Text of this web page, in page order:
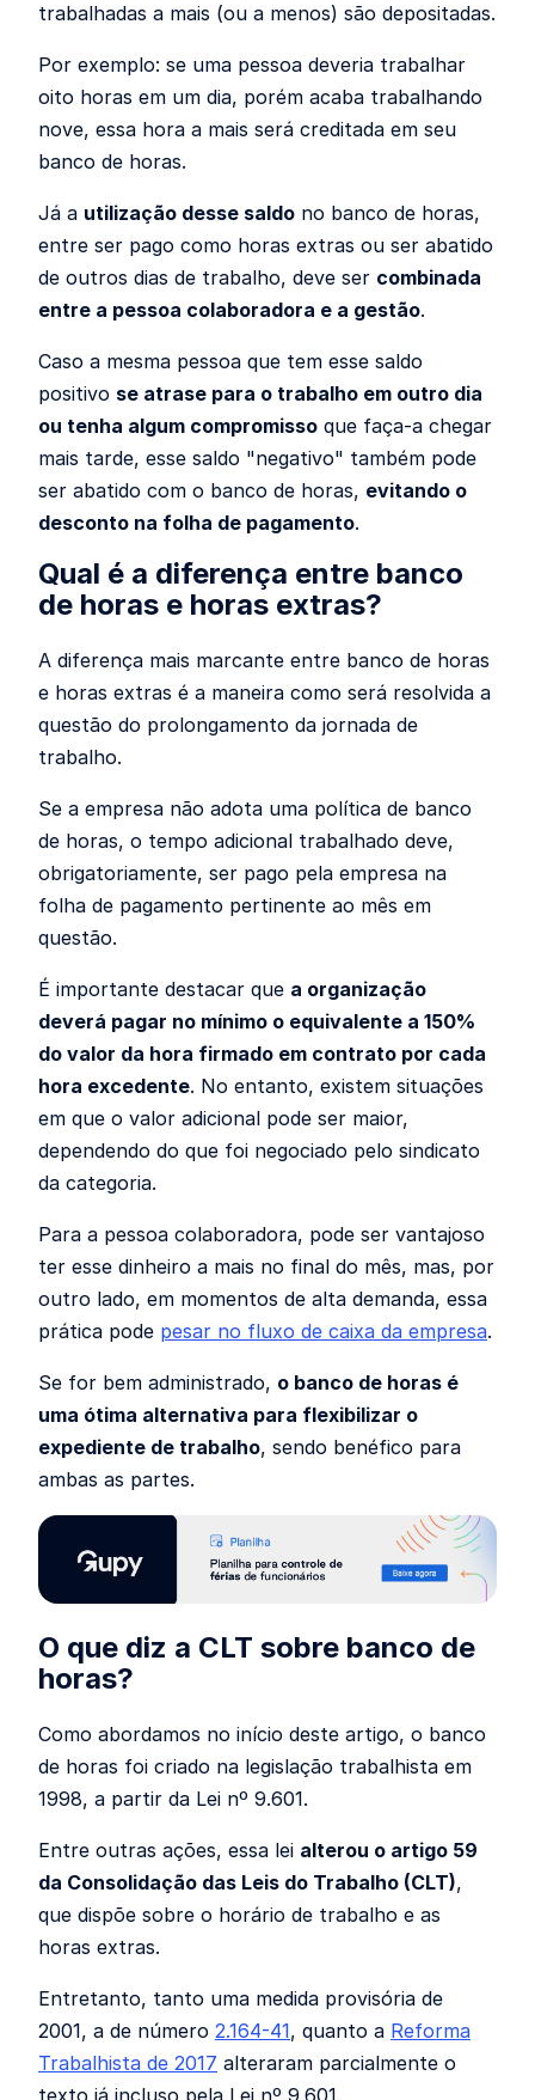
trabalhadas a mais (ou a menos) são depositadas.
Por exemplo: se uma pessoa deveria trabalhar
oito horas em um dia, porém acaba trabalhando
nove, essa hora a mais será creditada em seu
banco de horas.
Já a utilização desse saldo no banco de horas,
entre ser pago como horas extras ou ser abatido
de outros dias de trabalho, deve ser combinada
entre a pessoa colaboradora e a gestão.
Caso a mesma pessoa que tem esse saldo
positivo se atrase para o trabalho em outro dia
ou tenha algum compromisso que faça-a chegar
mais tarde, esse saldo "negativo" também pode
ser abatido com o banco de horas, evitando o
desconto na folha de pagamento.
Qual é a diferença entre banco
de horas e horas extras?
A diferença mais marcante entre banco de horas
e horas extras é a maneira como será resolvida a
questão do prolongamento da jornada de
trabalho.
Se a empresa não adota uma política de banco
de horas, o tempo adicional trabalhado deve,
obrigatoriamente, ser pago pela empresa na
folha de pagamento pertinente ao mês em
questão.
É importante destacar que a organização
deverá pagar no mínimo o equivalente a 150%
do valor da hora firmado em contrato por cada
hora excedente. No entanto, existem situações
em que o valor adicional pode ser maior,
dependendo do que foi negociado pelo sindicato
da categoria.
Para a pessoa colaboradora, pode ser vantajoso
ter esse dinheiro a mais no final do mês, mas, por
outro lado, em momentos de alta demanda, essa
prática pode pesar no fluxo de caixa da empresa.
Se for bem administrado, o banco de horas é
uma ótima alternativa para flexibilizar o
expediente de trabalho, sendo benéfico para
ambas as partes.
O que diz a CLT sobre banco de
horas?
Como abordamos no início deste artigo, o banco
de horas foi criado na legislação trabalhista em
1998, a partir da Lei nº 9.601.
Entre outras ações, essa lei alterou o artigo 59
da Consolidação das Leis do Trabalho (CLT),
que dispõe sobre o horário de trabalho e as
horas extras.
Entretanto, tanto uma medida provisória de
2001, a de número 2.164-41, quanto a Reforma
Trabalhista de 2017 alteraram parcialmente o